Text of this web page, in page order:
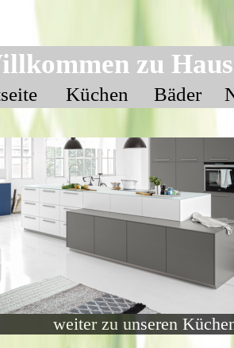
zu
Küchen Bäder
weiter zu unseren
weiter zu unseren